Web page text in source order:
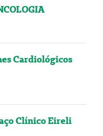
Cardiológicos
Clínico Eireli